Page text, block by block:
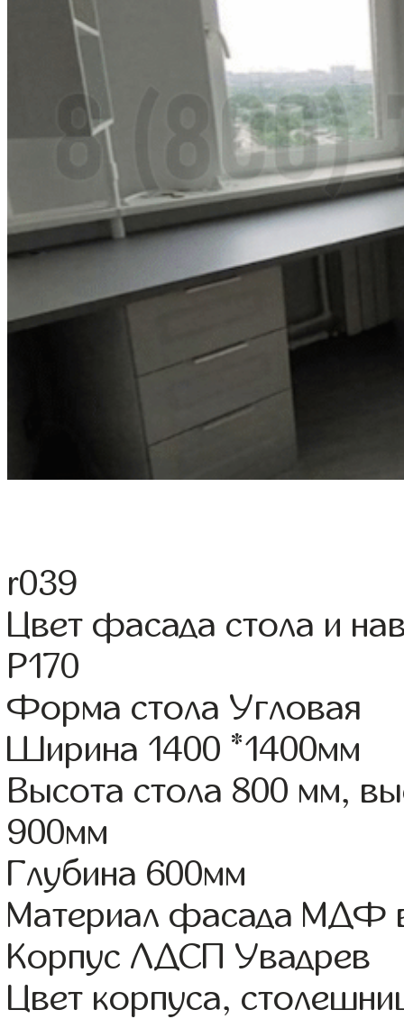
r039
Цвет фасада стола и
Р170
Форма стола Угловая
Ширина 1400 *1400мм
Высота стола 800 мм,
900мм
Глубина 600мм
Материал фасада МДФ
Корпус ЛДСП Увадрев
Цвет корпуса,